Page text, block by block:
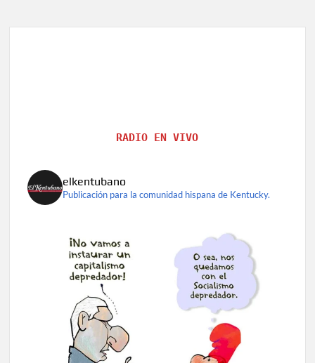
RADIO EN VIVO
elkentubano
Publicación para la comunidad hispana de Kentucky.